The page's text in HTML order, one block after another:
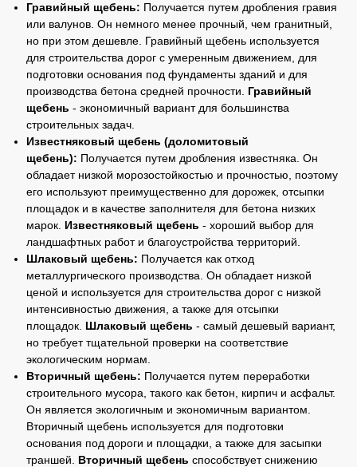
Гравийный щебень: Получается путем дробления гравия
или валунов. Он немного менее прочный, чем гранитный,
но при этом дешевле. Гравийный щебень используется
для строительства дорог с умеренным движением, для
подготовки основания под фундаменты зданий и для
производства бетона средней прочности. Гравийный
щебень - экономичный вариант для большинства
строительных задач.
Известняковый щебень (доломитовый
щебень): Получается путем дробления известняка. Он
обладает низкой морозостойкостью и прочностью, поэтому
его используют преимущественно для дорожек, отсыпки
площадок и в качестве заполнителя для бетона низких
марок. Известняковый щебень - хороший выбор для
ландшафтных работ и благоустройства территорий.
Шлаковый щебень: Получается как отход
металлургического производства. Он обладает низкой
ценой и используется для строительства дорог с низкой
интенсивностью движения, а также для отсыпки
площадок. Шлаковый щебень - самый дешевый вариант,
но требует тщательной проверки на соответствие
экологическим нормам.
Вторичный щебень: Получается путем переработки
строительного мусора, такого как бетон, кирпич и асфальт.
Он является экологичным и экономичным вариантом.
Вторичный щебень используется для подготовки
основания под дороги и площадки, а также для засыпки
траншей. Вторичный щебень способствует снижению